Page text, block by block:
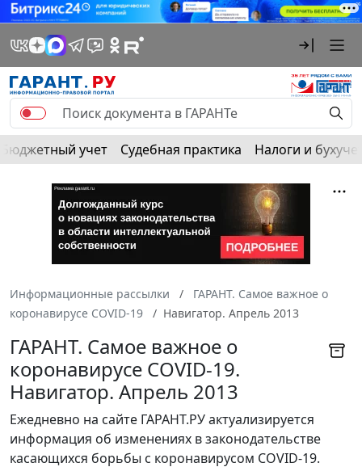
Бюджетный учет Судебная практика Налоги и
Информационные рассылки
ГАРАНТ. Самое важное о
коронавирусе COVID-19
Навигатор. Апрель 2013
ГАРАНТ. Самое важное о
коронавирусе COVID-19.
Навигатор. Апрель 2013
Ежедневно на сайте ГАРАНТ.РУ актуализируется
информация об изменениях в законодательстве
касающихся борьбы с коронавирусом COVID-19.